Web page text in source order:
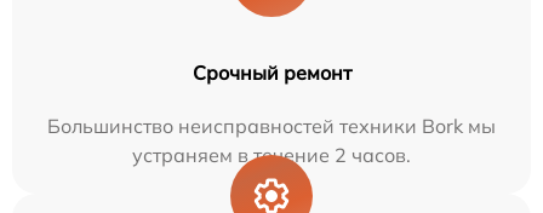
Срочный ремонт
Большинство неисправностей техники Bork мы
устраняем в течение 2 часов.